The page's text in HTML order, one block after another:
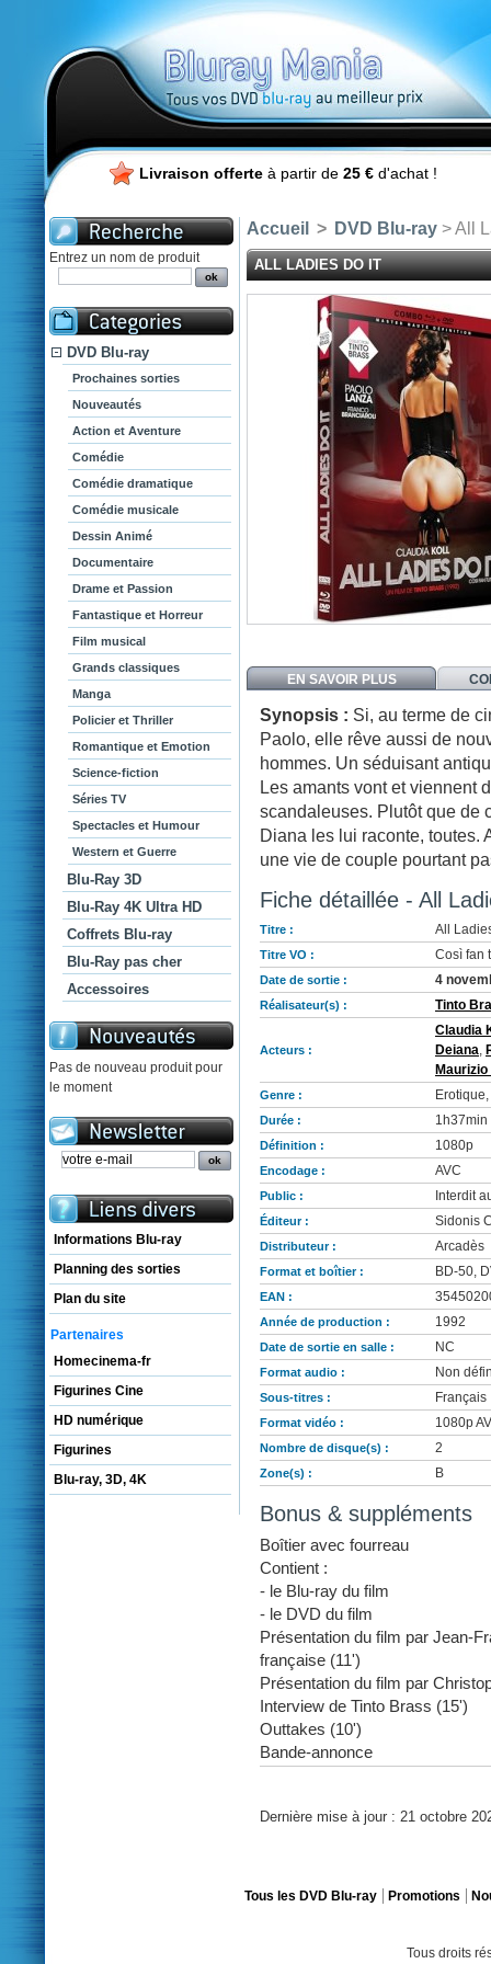
Livraison offerte à partir de 25 € d'achat !
Entrez un nom de produit
DVD Blu-ray
Prochaines sorties
Nouveautés
Action et Aventure
Comédie
Comédie dramatique
Comédie musicale
Dessin Animé
Documentaire
Drame et Passion
Fantastique et Horreur
Film musical
Grands classiques
Manga
Policier et Thriller
Romantique et Emotion
Science-fiction
Séries TV
Spectacles et Humour
Western et Guerre
Blu-Ray 3D
Blu-Ray 4K Ultra HD
Coffrets Blu-ray
Blu-Ray pas cher
Accessoires
Pas de nouveau produit pour
le moment
Informations Blu-ray
Planning des sorties
Plan du site
Partenaires
Homecinema-fr
Figurines Cine
HD numérique
Figurines
Blu-ray, 3D, 4K
Accueil > DVD Blu-ray > All
ALL LADIES DO IT
EN SAVOIR PLUS
Synopsis : Si, au terme de
Paolo, elle rêve aussi de
hommes. Un séduisant
Les amants vont et viennent
scandaleuses. Plutôt que de
Diana les lui raconte, toutes.
une vie de couple pourtant
Fiche détaillée - All
Titre : All
Titre VO : Così fan
Date de sortie : 4
Réalisateur(s) : Tinto
Acteurs :
Claudia
Deiana
Genre :
Durée : 1h37min
Définition : 1080p
Encodage : AVC
Public : Interdit
Éditeur : Sidonis
Distributeur : Arcadès
Format et boîtier : BD-50,
EAN :
Année de production : 1992
Date de sortie en salle : NC
Format audio : Non
Sous-titres : Français
Format vidéo : 1080p
Nombre de disque(s) : 2
Zone(s) : B
Bonus & suppléments
Boîtier avec fourreau
Contient :
- le Blu-ray du film
- le DVD du film
Présentation du film par Jean-
française (11')
Présentation du film par
Interview de Tinto Brass (15')
Outtakes (10')
Bande-annonce
Dernière mise à jour : 21 octobre
Tous les DVD Blu-ray Promotions
Tous droits